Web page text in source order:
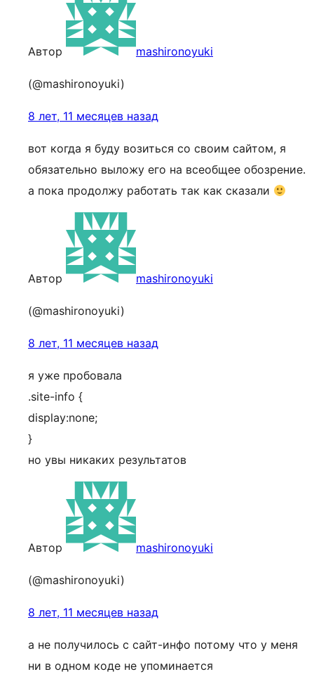
Автор mashironoyuki
(@mashironoyuki)
8 лет, 11 месяцев назад
вот когда я буду возиться со своим сайтом, я
обязательно выложу его на всеобщее обозрение.
а пока продолжу работать так как сказали
Автор mashironoyuki
(@mashironoyuki)
8 лет, 11 месяцев назад
я уже пробовала
.site-info {
display:none;
}
но увы никаких результатов
Автор mashironoyuki
(@mashironoyuki)
8 лет, 11 месяцев назад
а не получилось с сайт-инфо потому что у меня
ни в одном коде не упоминается